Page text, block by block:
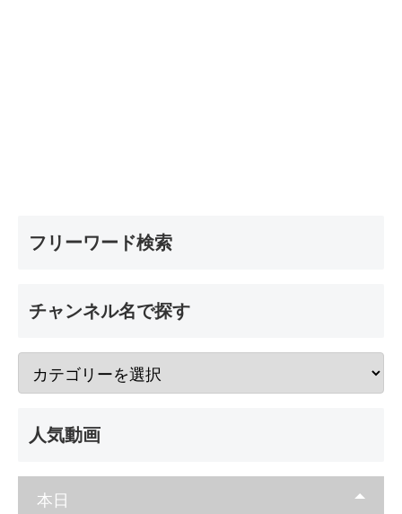
フリーワード検索
チャンネル名で探す
人気動画
本日